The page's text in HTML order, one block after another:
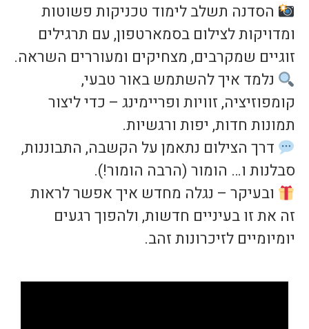
הסדנה תשלב לימוד טכניקות פשוטות
ומדויקות לצילום בסמארטפון, עם תרגילים
זוגיים שמקרבים, מצחיקים ומעוררים השראה.
נלמד איך להשתמש באור טבעי,
קומפוזיציה, זוויות ופריימינג – כדי ליצור
תמונות חדות, יפות ורגשיות.
דרך הצילום נתאמן על הקשבה, התבוננות,
סבלנות ו… הומור (הרבה הומור!).
ובעיקר – נגלה מחדש איך אפשר לראות
זה את זו בעיניים חדשות, ולהפוך רגעים
יומיומיים לזיכרונות זהב.